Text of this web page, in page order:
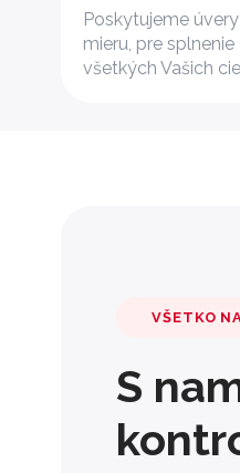
Poskytujeme
mieru, pre splnenie
všetkých Vašich
VŠETKO
S